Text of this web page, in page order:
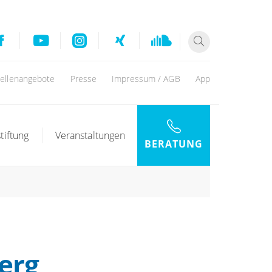
Presse Impressum / AGB App
Veranstaltungen
BERATUNG